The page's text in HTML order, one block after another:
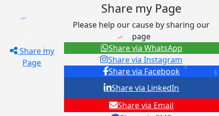
Share my
Page
Share my Page
Please help our cause by sharing our
page
Share via Facebook
Share via Instagram
Share via Email
Share via LinkedIn
Share via WhatsApp